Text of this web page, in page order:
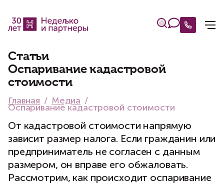
Статьи
Оспаривание кадастровой
стоимости
Главная Медиа
Оспаривание кадастровой стоимости
От кадастровой стоимости напрямую
зависит размер налога. Если гражданин или
предприниматель не согласен с данным
размером, он вправе его обжаловать.
Рассмотрим, как происходит оспаривание